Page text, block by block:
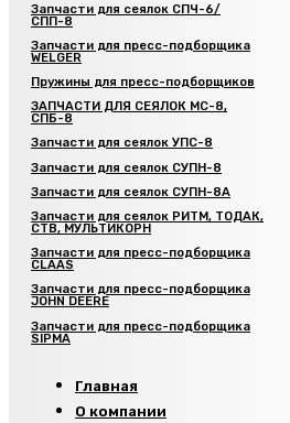
Запчасти для сеялок СПЧ-6/
СПП-8
Запчасти для пресс-подборщика
WELGER
Пружины для пресс-подборщиков
ЗАПЧАСТИ ДЛЯ СЕЯЛОК МС-8,
СПБ-8
Запчасти для сеялок УПС-8
Запчасти для сеялок СУПН-8
Запчасти для сеялок СУПН-8А
Запчасти для сеялок РИТМ, ТОДАК,
СТВ, МУЛЬТИКОРН
Запчасти для пресс-подборщика
CLAAS
Запчасти для пресс-подборщика
JOHN DEERE
Запчасти для пресс-подборщика
SIPMA
Главная
О компании